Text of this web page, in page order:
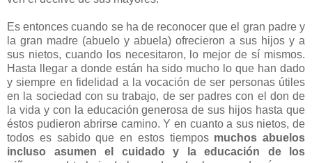
Es entonces cuando se ha de reconocer que el gran padre y
la gran madre (abuelo y abuela) ofrecieron a sus hijos y a
sus nietos, cuando los necesitaron, lo mejor de sí mismos.
Hasta llegar a donde están ha sido mucho lo que han dado
y siempre en fidelidad a la vocación de ser personas útiles
en la sociedad con su trabajo, de ser padres con el don de
la vida y con la educación generosa de sus hijos hasta que
éstos pudieron abrirse camino. Y en cuanto a sus nietos, de
todos es sabido que en estos tiempos muchos abuelos
incluso asumen el cuidado y la educación de los